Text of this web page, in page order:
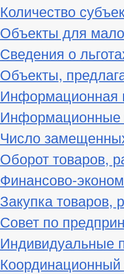
Количество
Объекты для
Сведения о
Объекты,
Информационная
Информационные
Число
Оборот товаров,
Финансово-
Закупка товаров,
Совет по
Индивидуальные
Координационный